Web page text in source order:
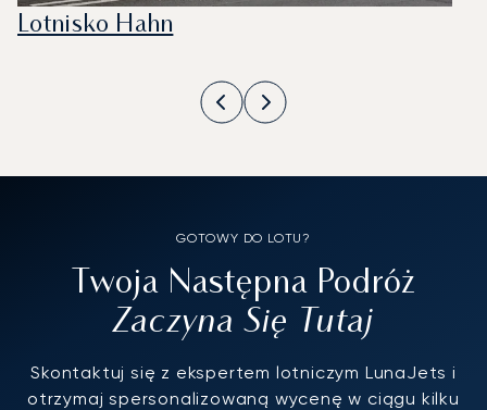
Lotnisko Hahn
GOTOWY DO LOTU?
Twoja Następna Podróż
Zaczyna Się Tutaj
Skontaktuj się z ekspertem lotniczym LunaJets i
otrzymaj spersonalizowaną wycenę w ciągu kilku